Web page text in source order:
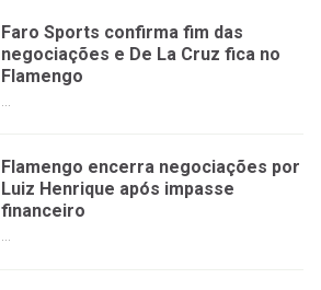
Faro Sports confirma fim das
negociações e De La Cruz fica no
Flamengo
...
Flamengo encerra negociações por
Luiz Henrique após impasse
financeiro
...